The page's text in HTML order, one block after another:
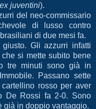
juventini).
del neo-commissario
di lusso contro
di due mesi fa.
Gli azzurri infatti
si mette subito bene
tre minuti sono già in
Passano sette
rosso per aver
De Rossi fa 2-0. Sono
già in doppio vantaggio.